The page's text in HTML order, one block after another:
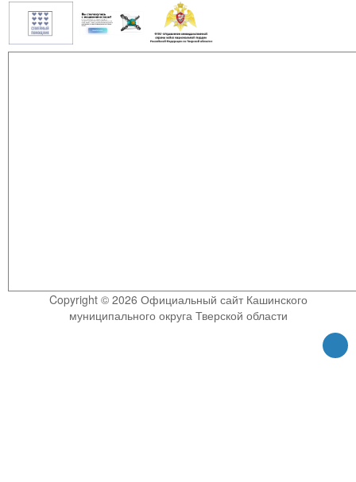
Copyright © 2026 Официальный сайт Кашинского
муниципального округа Тверской области